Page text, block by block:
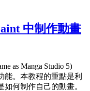
中制作動畫
as Manga Studio 5)
能。本教程的重點是利
何制作自己的動畫。